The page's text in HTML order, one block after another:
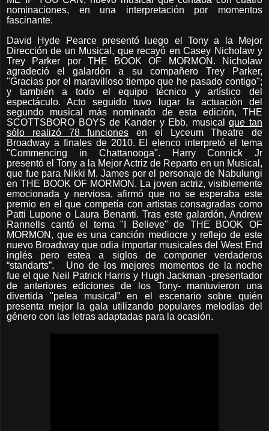
nominaciones, en una interpretación por momentos
fascinante.
David Hyde Pearce presentó luego el Tony a la Mejor
Dirección de un Musical, que recayó en Casey Nicholaw y
Trey Parker por THE BOOK OF MORMON. Nicholaw
agradeció el galardón a su compañero Trey Parker,
"Gracias por el maravilloso tiempo que he pasado contigo";
y también a todo el equipo técnico y artístico del
espectáculo. Acto seguido tuvo lugar la actuación del
segundo musical más nominado de esta edición, THE
SCOTTSBORO BOYS de Kander y Ebb, musicalque tan
sólo realizó 78 funciones en el Lyceum Theatre de
Broadway a finales de 2010. El elenco interpretó el tema
"Commencing in Chattanooga". Harry Connick Jr
presentó el Tony a la Mejor Actriz de Reparto en un Musical,
que fue para Nikki M. James por el personaje de Nabulungi
en THE BOOK OF MORMON. La joven actriz, visiblemente
emocionada y nerviosa, afirmó que no se esperaba este
premio en el que competía con artistas consagradas como
Patti Lupone o Laura Benanti. Tras este galardón, Andrew
Rannells cantó el tema "I Believe" de THE BOOK OF
MORMON, que es una canción mediocre y reflejo de este
nuevo Broadway que odia importar musicales del West End
inglés pero estea a siglos de componer verdaderos
“standarts”. Uno de los mejores momentos de la noche
fue el que Neil Patrick Harris y Hugh Jackman -presentador
de anteriores ediciones de los Tony- mantuvieron una
divertida "pelea musical” en el escenario sobre quién
presenta mejor la gala utilizando populares melodías del
género con las letras adaptadas para la ocasión.